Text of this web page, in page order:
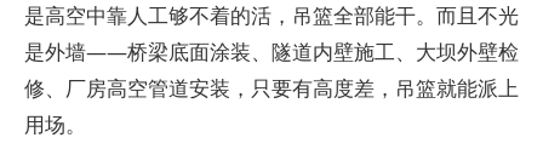
是高空中靠人工够不着的活，吊篮全部能干。而且不光
是外墙——桥梁底面涂装、隧道内壁施工、大坝外壁检
修、厂房高空管道安装，只要有高度差，吊篮就能派上
用场。